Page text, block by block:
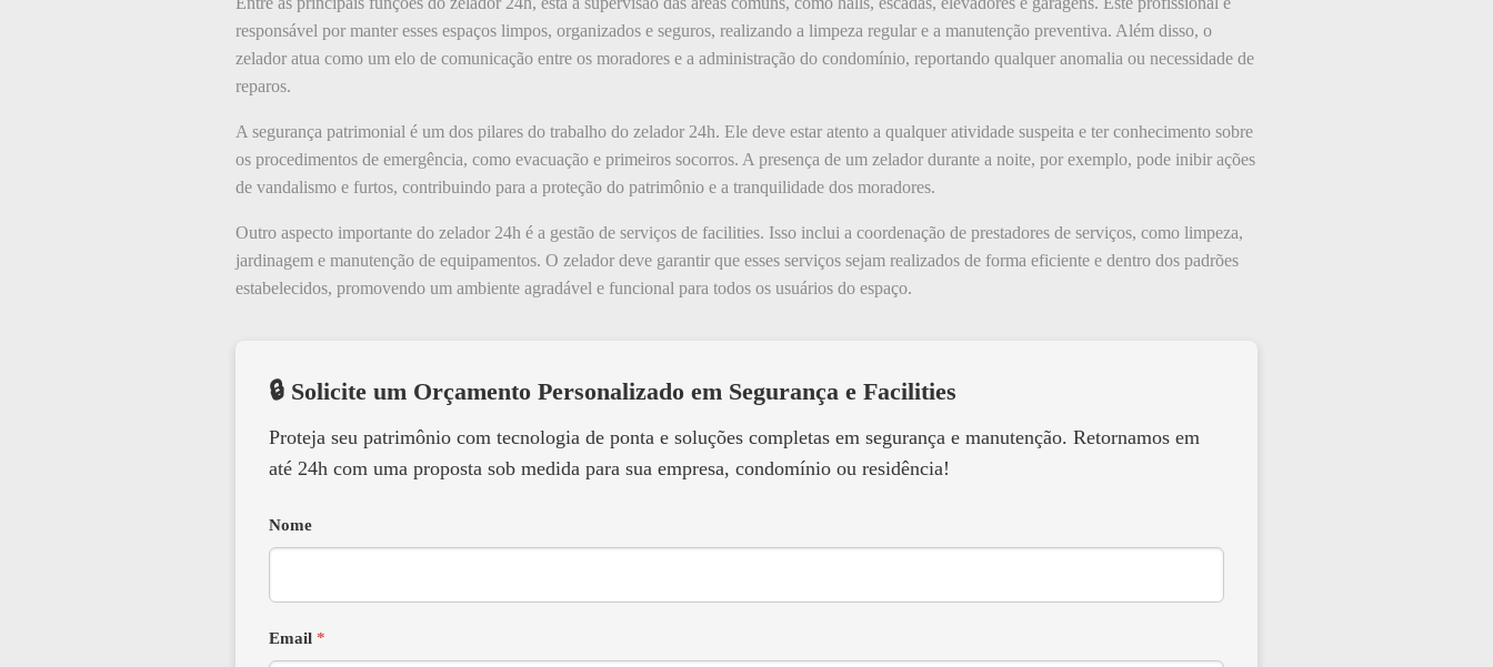
responsável por manter esses espaços limpos, organizados e seguros, realizando a limpeza regular e a manutenção preventiva. Além disso, o
zelador atua como um elo de comunicação entre os moradores e a administração do condomínio, reportando qualquer anomalia ou necessidade de
reparos.
A segurança patrimonial é um dos pilares do trabalho do zelador 24h. Ele deve estar atento a qualquer atividade suspeita e ter conhecimento sobre
os procedimentos de emergência, como evacuação e primeiros socorros. A presença de um zelador durante a noite, por exemplo, pode inibir ações
de vandalismo e furtos, contribuindo para a proteção do patrimônio e a tranquilidade dos moradores.
Outro aspecto importante do zelador 24h é a gestão de serviços de facilities. Isso inclui a coordenação de prestadores de serviços, como limpeza,
jardinagem e manutenção de equipamentos. O zelador deve garantir que esses serviços sejam realizados de forma eficiente e dentro dos padrões
estabelecidos, promovendo um ambiente agradável e funcional para todos os usuários do espaço.
🔒 Solicite um Orçamento Personalizado em Segurança e Facilities
Proteja seu patrimônio com tecnologia de ponta e soluções completas em segurança e manutenção. Retornamos em
até 24h com uma proposta sob medida para sua empresa, condomínio ou residência!
Nome
Email *